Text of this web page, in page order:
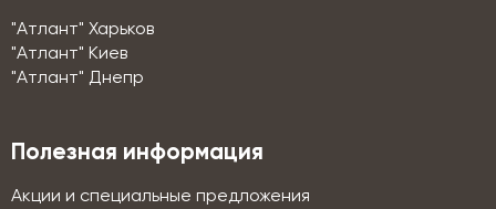
"Атлант" Харьков
"Атлант" Киев
"Атлант" Днепр
Полезная информация
Акции и специальные предложения